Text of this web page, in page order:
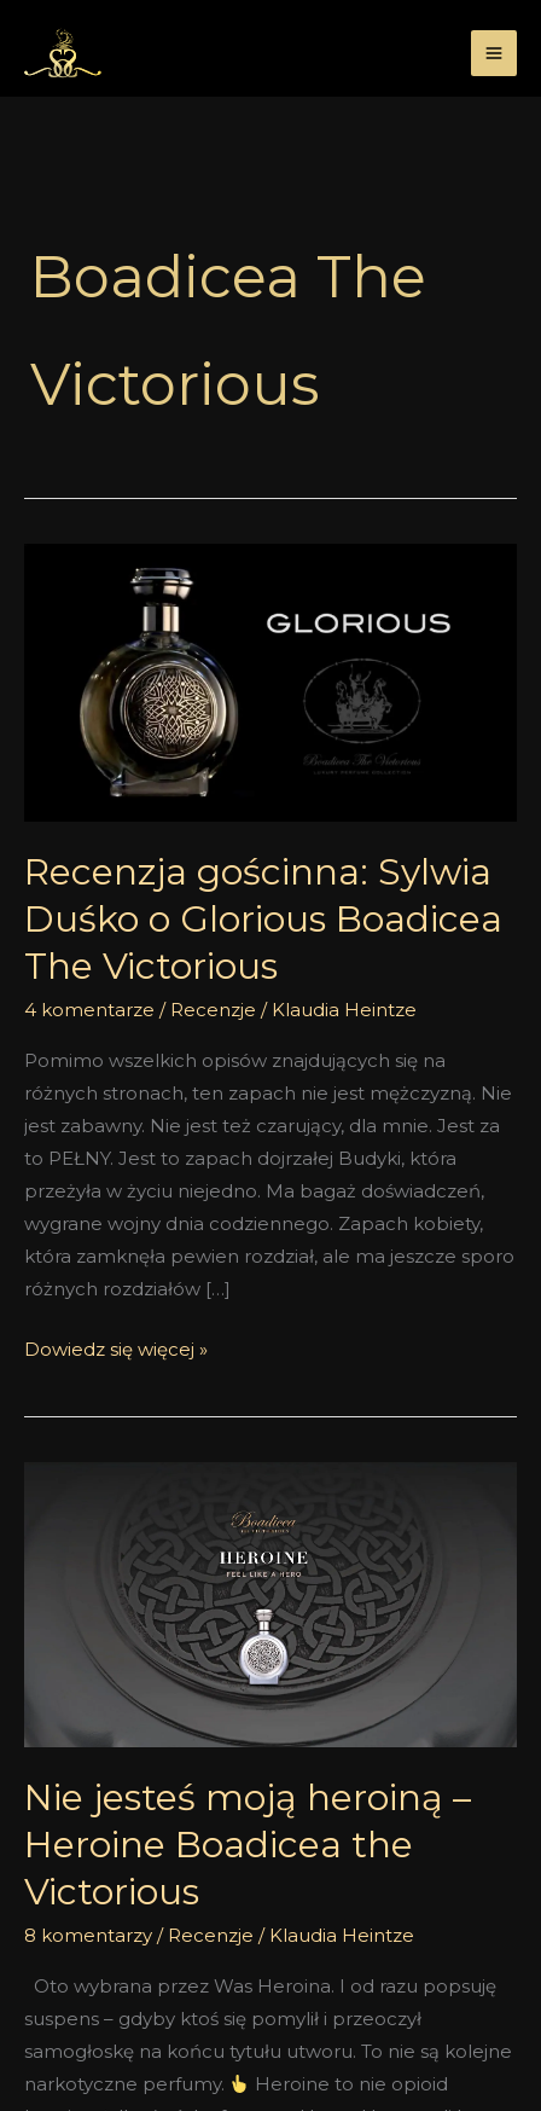
treści
Boadicea The
Victorious
Recenzja gościnna: Sylwia
Duśko o Glorious Boadicea
The Victorious
4 komentarze / Recenzje / Klaudia Heintze
Pomimo wszelkich opisów znajdujących się na
różnych stronach, ten zapach nie jest mężczyzną. Nie
jest zabawny. Nie jest też czarujący, dla mnie. Jest za
to PEŁNY. Jest to zapach dojrzałej Budyki, która
przeżyła w życiu niejedno. Ma bagaż doświadczeń,
wygrane wojny dnia codziennego. Zapach kobiety,
która zamknęła pewien rozdział, ale ma jeszcze sporo
różnych rozdziałów […]
Glorious
Boadicea
Dowiedz się więcej »
Nie jesteś moją heroiną –
Heroine Boadicea the
Victorious
8 komentarzy / Recenzje / Klaudia Heintze
Oto wybrana przez Was Heroina. I od razu popsuję
suspens – gdyby ktoś się pomylił i przeoczył
samogłoskę na końcu tytułu utworu. To nie są kolejne
narkotyczne perfumy.
Heroine to nie opioid
Boadicea
Victorious